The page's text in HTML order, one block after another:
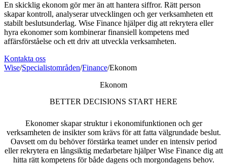
En skicklig ekonom gör mer än att hantera siffror. Rätt person
skapar kontroll, analyserar utvecklingen och ger verksamheten ett
stabilt beslutsunderlag. Wise Finance hjälper dig att rekrytera eller
hyra ekonomer som kombinerar finansiell kompetens med
affärsförståelse och ett driv att utveckla verksamheten.
Kontakta oss
Wise/Specialistområden/Finance/Ekonom
Ekonom
BETTER DECISIONS START HERE
Ekonomer skapar struktur i ekonomifunktionen och ger
verksamheten de insikter som krävs för att fatta välgrundade beslut.
Oavsett om du behöver förstärka teamet under en intensiv period
eller rekrytera en långsiktig medarbetare hjälper Wise Finance dig att
hitta rätt kompetens för både dagens och morgondagens behov.